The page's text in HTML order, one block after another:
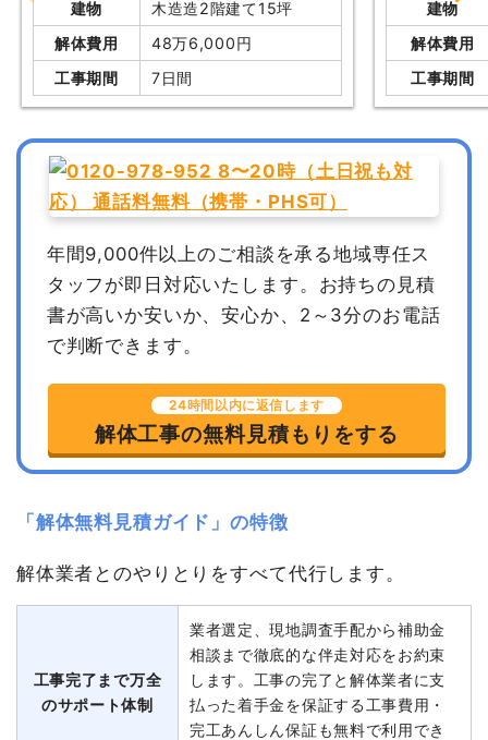
建物
木造造2階建て15坪
解体費用
48万6,000円
工事期間
7日間
建物
解体費用
工事期間
年間9,000件以上のご相談を承る地域専任ス
タッフが即日対応いたします。 お持ちの見積
書が高いか安いか、安心か、2～3分のお電話
で判断できます。
24時間以内に返信します
解体工事の無料見積もりをする
「解体無料見積ガイド」の特徴
解体業者とのやりとりをすべて代行します。
工事完了まで万全
のサポート体制
業者選定、現地調査手配から補助金
相談まで徹底的な伴走対応をお約束
します。工事の完了と解体業者に支
払った着手金を保証する工事費用・
完工あんしん保証も無料で利用でき